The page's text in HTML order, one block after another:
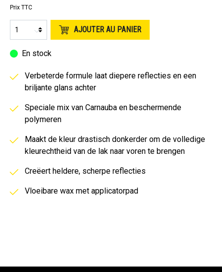
Prix TTC
AJOUTER AU PANIER
En stock
Verbeterde formule laat diepere reflecties en een
briljante glans achter
Speciale mix van Carnauba en beschermende
polymeren
Maakt de kleur drastisch donkerder om de volledige
kleurechtheid van de lak naar voren te brengen
Creëert heldere, scherpe reflecties
Vloeibare wax met applicatorpad